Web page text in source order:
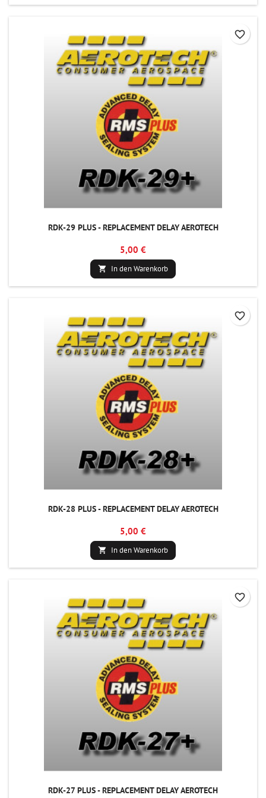
RDK-29 PLUS - REPLACEMENT DELAY AEROTECH
5,00 €
 In den Warenkorb
favorite_border
RDK-28 PLUS - REPLACEMENT DELAY AEROTECH
5,00 €
 In den Warenkorb
favorite_border
RDK-27 PLUS - REPLACEMENT DELAY AEROTECH
favorite_border